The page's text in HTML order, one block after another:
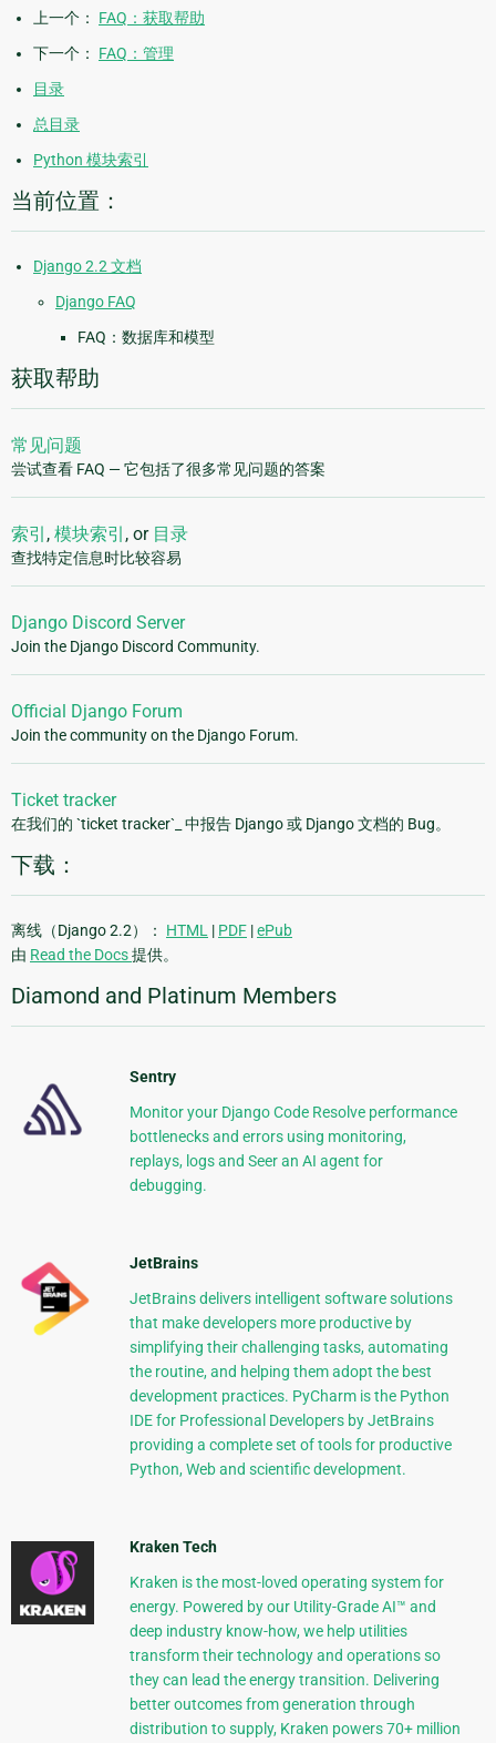
上一个： FAQ：获取帮助
下一个： FAQ：管理
目录
总目录
Python 模块索引
当前位置：
Django 2.2 文档
Django FAQ
FAQ：数据库和模型
获取帮助
常见问题
尝试查看 FAQ — 它包括了很多常见问题的答案
索引 , 模块索引 , or 目录
查找特定信息时比较容易
Django Discord Server
Join the Django Discord Community.
Official Django Forum
Join the community on the Django Forum.
Ticket tracker
在我们的 `ticket tracker`_ 中报告 Django 或 Django 文档的 Bug。
下载：
离线（Django 2.2）： HTML | PDF |ePub
由 Read the Docs提供。
Diamond and Platinum Members
Sentry
Monitor your Django Code Resolve performance
bottlenecks and errors using monitoring,
replays, logs and Seer an AI agent for
debugging.
JetBrains
JetBrains delivers intelligent software solutions
that make developers more productive by
simplifying their challenging tasks, automating
the routine, and helping them adopt the best
development practices. PyCharm is the Python
IDE for Professional Developers by JetBrains
providing a complete set of tools for productive
Python, Web and scientific development.
Kraken Tech
Kraken is the most-loved operating system for
energy. Powered by our Utility-Grade AI™ and
deep industry know-how, we help utilities
transform their technology and operations so
they can lead the energy transition. Delivering
better outcomes from generation through
distribution to supply, Kraken powers 70+ million